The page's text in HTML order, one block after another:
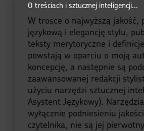
O treściach i sztucznej inteligencji...
W trosce o najwyższą jakość,
językową i elegancję stylu,
teksty merytoryczne i
powstają w oparciu o moją
koncepcję, a następnie są
zaawansowanej redakcji
użyciu narzędzi sztucznej
Asystent Językowy).
wyłącznie podniesieniu
czytelnika, nie są jej